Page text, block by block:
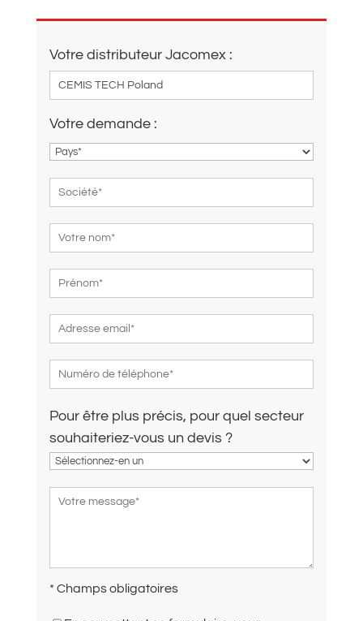
Votre distributeur Jacomex :
Votre demande :
Pour être plus précis, pour quel secteur
souhaiteriez-vous un devis ?
* Champs obligatoires